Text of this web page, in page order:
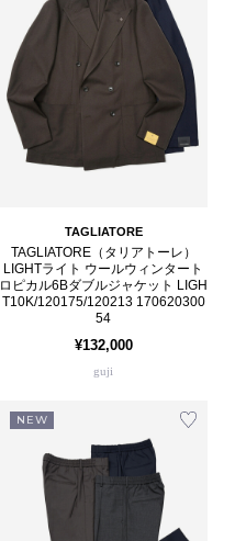
TAGLIATORE
TAGLIATORE（タリアトーレ）
LIGHTライト ウールウィンタート
ロピカル6Bダブルジャケット LIGH
T10K/120175/120213 170620300
54
¥132,000
guji
NEW